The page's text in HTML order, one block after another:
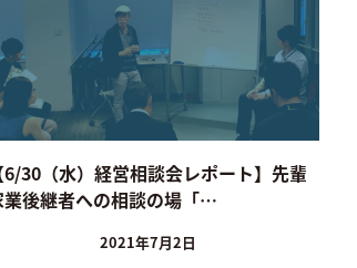
6/30（水）経営相談会レポート】先輩
業後継者への相談の場「…
2021年7月2日